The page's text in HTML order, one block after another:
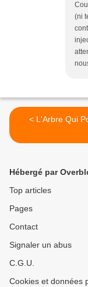
(ni
< L'Arbre Qui
Hébergé par
Top articles
Pages
Contact
Signaler un abus
C.G.U.
Cookies et données